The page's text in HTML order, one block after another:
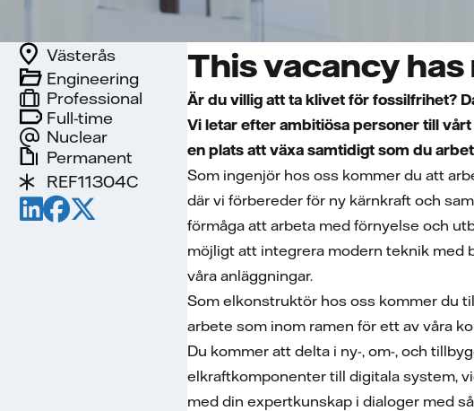
Full-time
Nuclear
Engineering
Västerås
Professional
Permanent
REF11304C
This vacancy has
Är du villig att ta klivet för fossilfrihet?
Vi letar efter ambitiösa personer till
en plats att växa samtidigt som du
Som ingenjör hos oss kommer du att
där vi förbereder för ny kärnkraft och
förmåga att arbeta med förnyelse och
möjligt att integrera modern teknik med
våra anläggningar.
Som elkonstruktör hos oss kommer du
arbete som inom ramen för ett av våra
Du kommer att delta i ny-, om-, och
elkraftkomponenter till digitala system,
med din expertkunskap i dialoger med